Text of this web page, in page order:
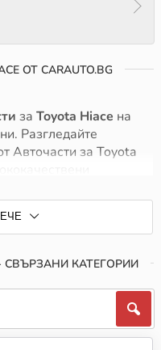
ОТ CARAUTO.BG
за Toyota Hiace на
Разгледайте
Авточасти за Toyota
на автомобилни
и увереност на
ще намерите
на Toyota Hiace.
продукти, които
- СВЪРЗАНИ КАТЕГОРИИ